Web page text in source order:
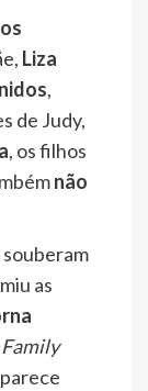
Liza
,
de Judy,
, os filhos
não
as